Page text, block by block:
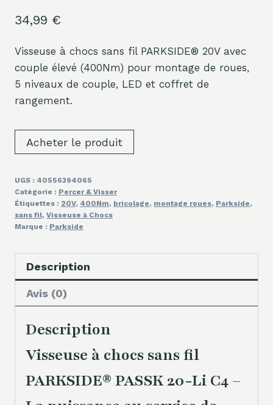
34,99 €
Visseuse à chocs sans fil PARKSIDE® 20V avec
couple élevé (400Nm) pour montage de roues,
5 niveaux de couple, LED et coffret de
rangement.
Acheter le produit
UGS : 40556394065
Catégorie : Percer & Visser
Étiquettes : 20V, 400Nm, bricolage, montage roues, Parkside,
sans fil, Visseuse à Chocs
Marque : Parkside
Description
Avis (0)
Description
Visseuse à chocs sans fil
PARKSIDE® PASSK 20-Li C4 –